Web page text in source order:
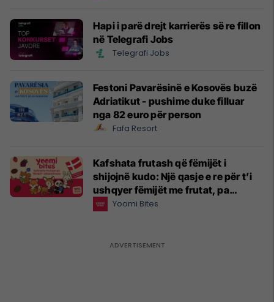
Hapi i parë drejt karrierës së re fillon
në Telegrafi Jobs
Telegrafi Jobs
Festoni Pavarësinë e Kosovës buzë
Adriatikut - pushime duke filluar
nga 82 euro për person
Fafa Resort
Kafshata frutash që fëmijët i
shijojnë kudo: Një qasje e re për t’i
ushqyer fëmijët me frutat, pa
presionYoomi Bites